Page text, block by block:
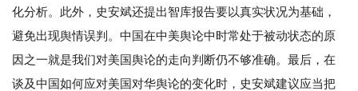
化分析。此外，史安斌还提出智库报告要以真实状况为基础，
避免出现舆情误判。中国在中美舆论中时常处于被动状态的原
因之一就是我们对美国舆论的走向判断仍不够准确。最后，在
谈及中国如何应对美国对华舆论的变化时，史安斌建议应当把